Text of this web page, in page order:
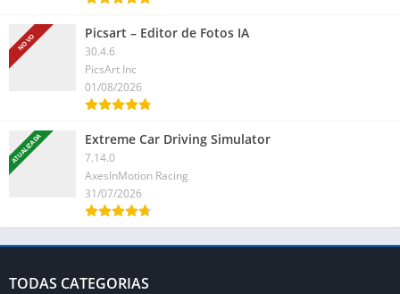
NOVO Picsart – Editor de Fotos IA
30.4.6
PicsArt Inc
01/08/2026
ATUALIZADA Extreme Car Driving Simulator
7.14.0
AxesInMotion Racing
31/07/2026
TODAS CATEGORIAS